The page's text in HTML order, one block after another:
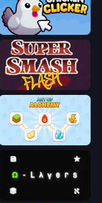
Chicken Clicker
Super Smash Flash
Omega Layers